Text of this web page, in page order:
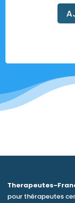
Therapeutes-
pour thérapeutes